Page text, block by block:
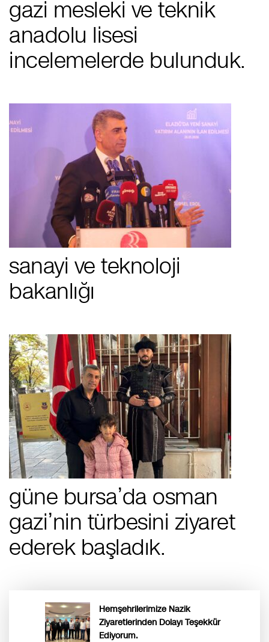
gazi mesleki ve teknik
anadolu lisesi
i̇ncelemelerde bulunduk.
sanayi ve teknoloji
bakanlığı
güne bursa’da osman
gazi’nin türbesini ziyaret
ederek başladık.
Hemşehrilerimize Nazik
Ziyaretlerinden Dolayı Teşekkür
Ediyorum.